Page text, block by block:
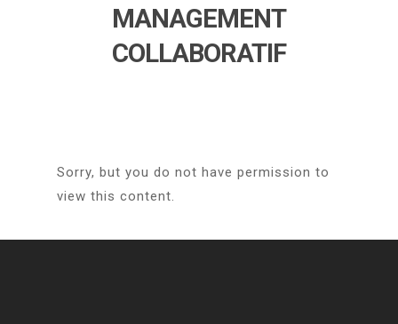
MANAGEMENT
COLLABORATIF
Sorry, but you do not have permission to
view this content.